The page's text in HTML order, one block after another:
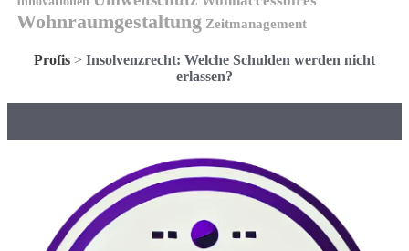
Wohnraumgestaltung Zeitmanagement
Profis > Insolvenzrecht: Welche Schulden werden nicht
erlassen?